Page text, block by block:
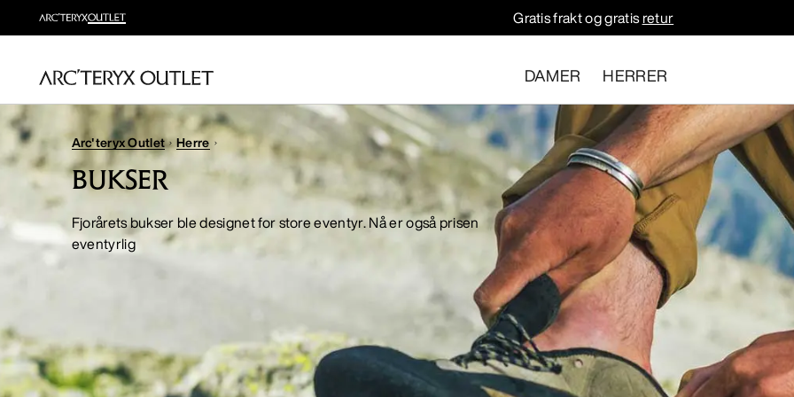
Gratis frakt og gratisretur
DAMER HERRER
Arc'teryx Outlet Herre
BUKSER
Fjorårets bukser ble designet for store eventyr. Nå er også prisen
eventyrlig